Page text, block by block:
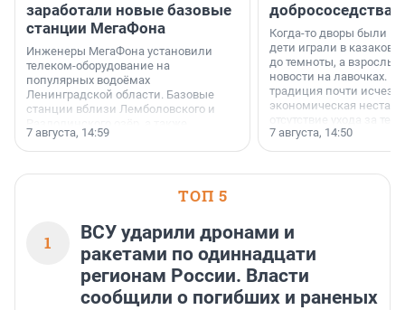
заработали новые базовые
станции МегаФона
Инженеры МегаФона установили
телеком-оборудование на
популярных водоёмах
Ленинградской области. Базовые
станции вблизи Лемболовского и
недалеко от Большого Тосненского
водопада.
7 августа, 14:59
добрососедства
Когда-то дворы были
дети играли в казаков-
до темноты, а
новости на лавочках. В
традиция почти
экономическая
отсутствие ухода за
сделали своё дело.
7 августа, 14:50
ТОП 5
1
ВСУ ударили дронами и
ракетами по одиннадцати
регионам России. Власти
сообщили о погибших и раненых